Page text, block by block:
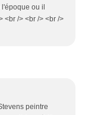
ou il
<br /> <br /> <br />
peintre